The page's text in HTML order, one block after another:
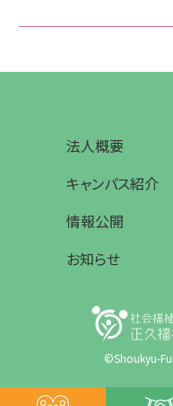
©Shoukyu-
法人概要
キャンパス紹介
情報公開
お知らせ